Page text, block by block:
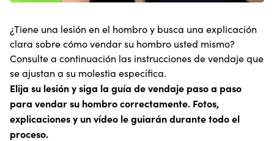
¿Tiene una lesión en el hombro y busca una explicación
clara sobre cómo vendar su hombro usted mismo?
Consulte a continuación las instrucciones de vendaje que
se ajustan a su molestia específica.
Elija su lesión y siga la guía de vendaje paso a paso
para vendar su hombro correctamente. Fotos,
explicaciones y un vídeo le guiarán durante todo el
proceso.